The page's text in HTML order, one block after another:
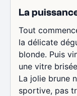
La
Tout
la délicate
blonde. Puis
une vitre
La jolie brune
sportive, pas